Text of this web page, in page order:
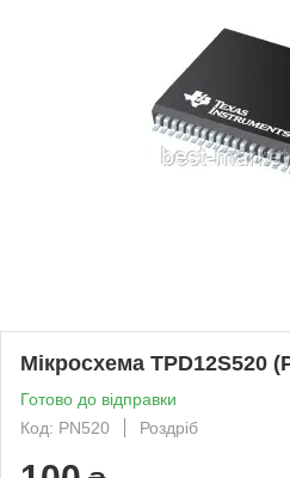
Мікросхема TPD12S520
Готово до відправки
Код: PN520
Роздріб